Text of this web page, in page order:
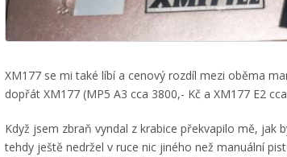
XM177 se mi také líbí a cenový rozdíl mezi oběma
dopřát XM177 (MP5 A3 cca 3800,- Kč a XM177 E2
Když jsem zbraň vyndal z krabice překvapilo mě, jak
tehdy ještě nedržel v ruce nic jiného než manuální